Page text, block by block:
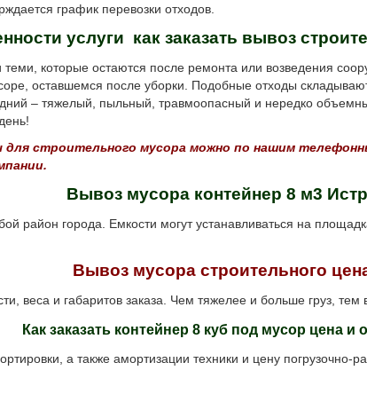
график перевозки отходов.
услуги как заказать вывоз
которые остаются после ремонта или возведения
оставшемся после уборки. Подобные отходы
– тяжелый, пыльный, травмоопасный и нередко
для строительного мусора можно по нашим
Вывоз мусора контейнер 8 м3
города. Емкости могут устанавливаться на
Вывоз мусора строительного
веса и габаритов заказа. Чем тяжелее и больше груз, тем
Как заказать контейнер 8 куб под мусор цена и
а также амортизации техники и цену погрузочно-